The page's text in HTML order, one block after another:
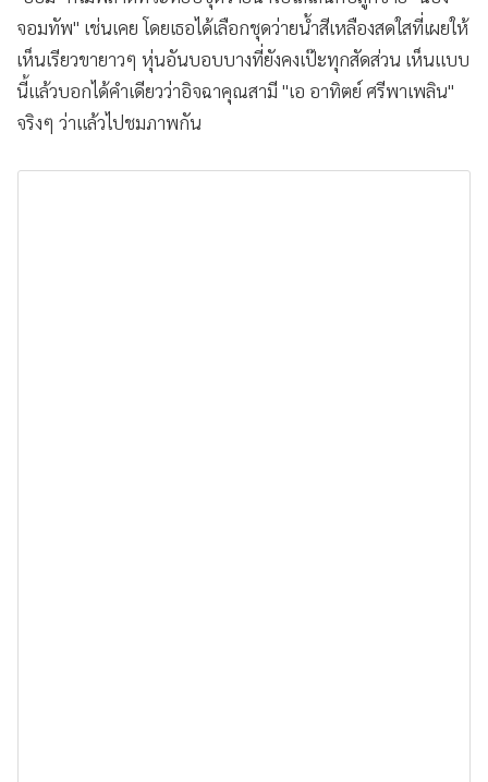
• ชุมชน-คุณภาพชีวิต
• อาชญากรรม
• Motoring
• เกม
จอมทัพ" เช่นเคย โดยเธอได้เลือกชุดว่ายน้ำสีเหลืองสดใสที่เผยให้
เห็นเรียวขายาวๆ หุ่นอันบอบบางที่ยังคงเป๊ะทุกสัดส่วน เห็นแบบ
นี้แล้วบอกได้คำเดียวว่าอิจฉาคุณสามี "เอ อาทิตย์ ศรีพาเพลิน"
จริงๆ ว่าแล้วไปชมภาพกัน